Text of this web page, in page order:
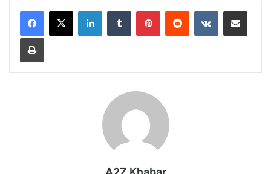
LinkedInTumblr PinterestReddit VKontakteShare via Email
Print